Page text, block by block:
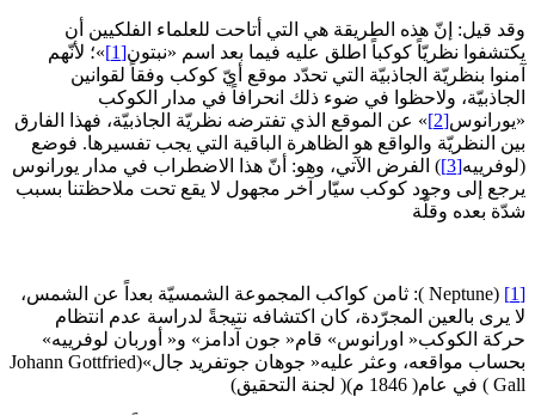
وقد قيل: إنّ هذه الطريقة هي التي أتاحت للعلماء الفلكيين أن
يكتشفوا نظريّاً كوكباً اطلق عليه فيما بعد اسم «نبتون‏[1]
»؛ لأنّهم
آمنوا بنظريّة الجاذبيّة التي تحدّد موقع أيّ كوكب وفقاً لقوانين
الجاذبيّة، ولاحظوا في ضوء ذلك انحرافاً في مدار الكوكب
«يورانوس‏[2]
» عن الموقع الذي تفترضه نظريّة الجاذبيّة، فهذا الفارق
بين النظريّة والواقع هو الظاهرة الباقية التي يجب تفسيرها. فوضع
(لوفرييه‏[3]
) الفرض الآتي، وهو: أنّ هذا الاضطراب في مدار يورانوس
يرجع إلى وجود كوكب سيّار آخر مجهول لا يقع تحت ملاحظتنا بسبب
شدّة بعده وقلّة
[1]
(Neptune ): ثامن كواكب المجموعة الشمسيّة بعداً عن الشمس،
لا يرى بالعين المجرّدة، كان اكتشافه نتيجةً لدراسة عدم انتظام
حركة الكوكب« اورانوس» قام« جون آدامز» و« أوربان لوفرييه»
بحساب مواقعه، وعثر عليه« جوهان جوتفريد جال»(Johann Gottfried
Gall ) في عام( 1846 م)( لجنة التحقيق)